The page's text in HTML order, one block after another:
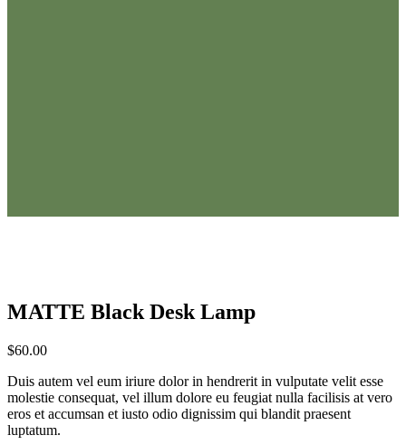
MATTE Black Desk Lamp
$60.00
Duis autem vel eum iriure dolor in hendrerit in vulputate velit esse
molestie consequat, vel illum dolore eu feugiat nulla facilisis at vero
eros et accumsan et iusto odio dignissim qui blandit praesent
luptatum.